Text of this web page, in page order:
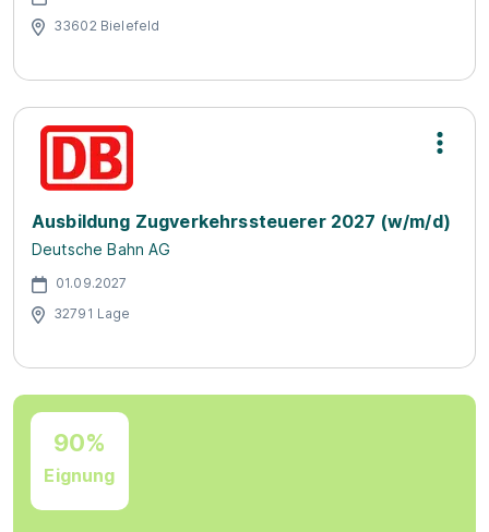
33602 Bielefeld
Ausbildung Zugverkehrssteuerer 2027 (w/m/d)
Deutsche Bahn AG
01.09.2027
32791 Lage
90%
Eignung